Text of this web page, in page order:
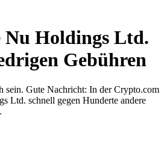
Nu Holdings Ltd.
Gebühren
sein. Gute Nachricht: In der Crypto.com
Ltd. schnell gegen Hunderte andere